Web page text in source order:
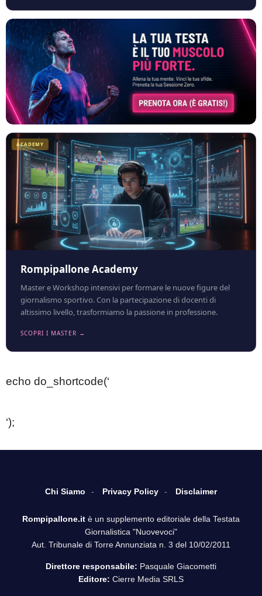
ACADEMY
Rompipallone Academy
Master e Workshop intensivi per formare le nuove figure del
giornalismo sportivo. Con la partecipazione di docenti di
altissimo livello, trasformiamo la passione in professione.
SCOPRI I MASTER →
echo do_shortcode(‘
‘);
Chi Siamo Privacy Policy Disclaimer
Rompipallone.it è un supplemento editoriale della Testata
Giornalistica "Nuovevoci"
Aut. Tribunale di Torre Annunziata n. 3 del 10/02/2011
Direttore responsabile: Pasquale Giacometti
Editore: Cierre Media SRLS